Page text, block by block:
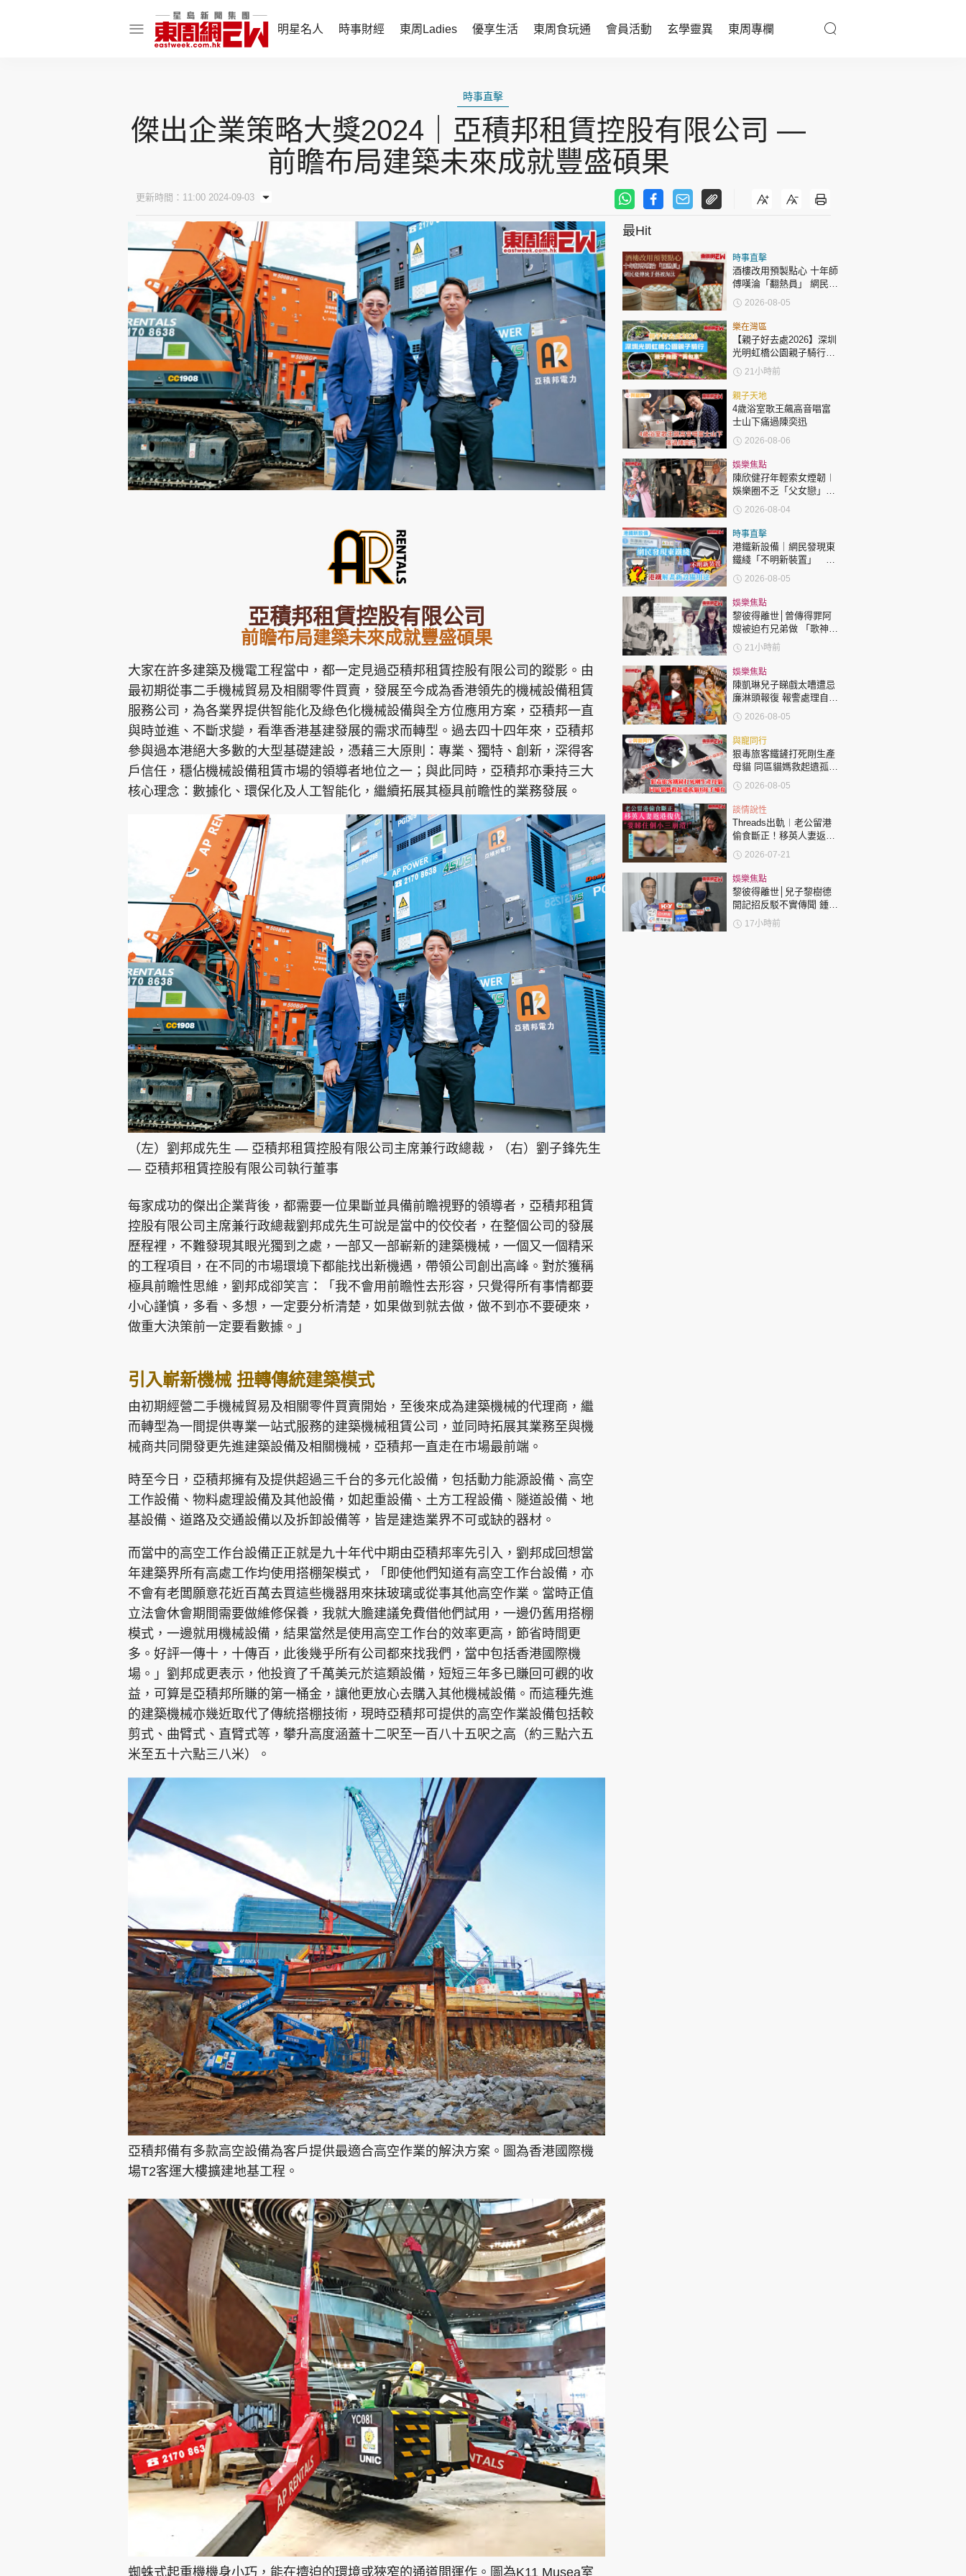
明星名人 時事財經 東周Ladies 優享生活 東周食玩通 會員活動 玄學靈異 東周專欄
話題人物 財經智庫
焦點人物
時尚生活
健康醫美
親子天地
與寵同行
東周食玩通
樂在灣區
飲食玩樂
會員活動
東周JETSO
玄學靈異
東勝運程
智富天下 李居明
神機妙算 李丞責
緣來有理 麥玲玲
鬼靈精怪 威師兄
娛樂名人
文化藝術
時政財經
健康生活
飲食旅遊
集團旗下品牌
東周刊 cazbuyer 東Touch PCM 電腦廣場 星島頭條 星島日報 頭條日報 星島環球 The Standard 親子王
EDUPLUS
使用條款 版權及免責聲明 Copyright © 東周網 版權所有 . 不得轉載 ©Eastweek.com.hk. All rights reserved.
時事直擊
傑出企業策略大獎2024｜亞積邦租賃控股有限公司 —
前瞻布局建築未來成就豐盛碩果
更新時間：11:00 2024-09-03
亞積邦租賃控股有限公司
前瞻布局建築未來成就豐盛碩果
大家在許多建築及機電工程當中，都一定見過亞積邦租賃控股有限公司的蹤影。由
最初期從事二手機械貿易及相關零件買賣，發展至今成為香港領先的機械設備租賃
服務公司，為各業界提供智能化及綠色化機械設備與全方位應用方案，亞積邦一直
與時並進、不斷求變，看準香港基建發展的需求而轉型。過去四十四年來，亞積邦
參與過本港絕大多數的大型基礎建設，憑藉三大原則：專業、獨特、創新，深得客
戶信任，穩佔機械設備租賃市場的領導者地位之一；與此同時，亞積邦亦秉持三大
核心理念：數據化、環保化及人工智能化，繼續拓展其極具前瞻性的業務發展。
（左）劉邦成先生 — 亞積邦租賃控股有限公司主席兼行政總裁，（右）劉子鋒先生
— 亞積邦租賃控股有限公司執行董事
每家成功的傑出企業背後，都需要一位果斷並具備前瞻視野的領導者，亞積邦租賃
控股有限公司主席兼行政總裁劉邦成先生可說是當中的佼佼者，在整個公司的發展
歷程裡，不難發現其眼光獨到之處，一部又一部嶄新的建築機械，一個又一個精采
的工程項目，在不同的市場環境下都能找出新機遇，帶領公司創出高峰。對於獲稱
極具前瞻性思維，劉邦成卻笑言：「我不會用前瞻性去形容，只覺得所有事情都要
小心謹慎，多看、多想，一定要分析清楚，如果做到就去做，做不到亦不要硬來，
做重大決策前一定要看數據。」
引入嶄新機械 扭轉傳統建築模式
由初期經營二手機械貿易及相關零件買賣開始，至後來成為建築機械的代理商，繼
而轉型為一間提供專業一站式服務的建築機械租賃公司，並同時拓展其業務至與機
械商共同開發更先進建築設備及相關機械，亞積邦一直走在市場最前端。
時至今日，亞積邦擁有及提供超過三千台的多元化設備，包括動力能源設備、高空
工作設備、物料處理設備及其他設備，如起重設備、土方工程設備、隧道設備、地
基設備、道路及交通設備以及拆卸設備等，皆是建造業界不可或缺的器材。
而當中的高空工作台設備正正就是九十年代中期由亞積邦率先引入，劉邦成回想當
年建築界所有高處工作均使用搭棚架模式，「即使他們知道有高空工作台設備，亦
不會有老闆願意花近百萬去買這些機器用來抹玻璃或從事其他高空作業。當時正值
立法會休會期間需要做維修保養，我就大膽建議免費借他們試用，一邊仍舊用搭棚
模式，一邊就用機械設備，結果當然是使用高空工作台的效率更高，節省時間更
多。好評一傳十，十傳百，此後幾乎所有公司都來找我們，當中包括香港國際機
場。」劉邦成更表示，他投資了千萬美元於這類設備，短短三年多已賺回可觀的收
益，可算是亞積邦所賺的第一桶金，讓他更放心去購入其他機械設備。而這種先進
的建築機械亦幾近取代了傳統搭棚技術，現時亞積邦可提供的高空作業設備包括較
剪式、曲臂式、直臂式等，攀升高度涵蓋十二呎至一百八十五呎之高（約三點六五
米至五十六點三八米）。
亞積邦備有多款高空設備為客戶提供最適合高空作業的解決方案。圖為香港國際機
場T2客運大樓擴建地基工程。
蜘蛛式起重機機身小巧，能在擠迫的環境或狹窄的通道間運作。圖為K11 Musea室
最Hit
時事直擊
酒樓改用預製點心 十年師
傅嘆淪「翻熱員」 網民憂
傳統手藝被淘汰
2026-08-05
樂在灣區
【親子好去處2026】深圳
光明虹橋公園親子騎行：
「電助力黃包車」2小時
環湖
21小時前
親子天地
4歲浴室歌王飆高音唱富
士山下痛過陳奕迅
2026-08-06
娛樂焦點
陳欣健孖年輕索女煙韌︱
娛樂圈不乏「父女戀」
「爺孫戀」 年齡差距最大
達51歲 最受矚目有李龍
基謝賢
2026-08-04
時事直擊
港鐵新設備｜網民發現東
鐵綫「不明新裝置」 港
鐵解畫新設備用途
2026-08-05
娛樂焦點
黎彼得離世│曾傳得罪阿
嫂被迫冇兄弟做 「歌神」
許冠傑親筆撰寫悼念忘友
21小時前
娛樂焦點
陳凱琳兒子睇戲太嘈遭忌
廉淋頭報復 報警處理自責
護子不力 歐錦棠陳倩揚齊
表態「媽媽有責任」
2026-08-05
與寵同行
狠毒旅客鐵鏟打死剛生產
母貓 同區貓媽救起遺孤貓
B接手哺育
2026-08-05
談情說性
Threads出軌︱老公留港
偷食斷正！移英人妻返港
復仇：要睇住個小三崩
潰！
2026-07-21
娛樂焦點
黎彼得離世│兒子黎樹德
開記招反駁不實傳聞 鍾志
光代好友澄清：冇經濟問
題
17小時前